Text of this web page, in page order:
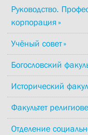
Руководство.
корпорация
Учёный совет
Богословский
Исторический
Факультет
Отделение